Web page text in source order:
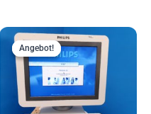
Angebot!
Angebot!
Preis
war:
5.555,00 €